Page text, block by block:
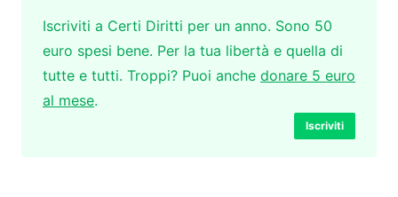
Iscriviti a Certi Diritti per un anno. Sono 50
euro spesi bene. Per la tua libertà e quella di
tutte e tutti. Troppi? Puoi anche donare 5 euro
al mese.
Iscriviti